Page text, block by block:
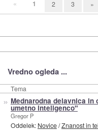
« 1 2 3 »
Vredno ogleda ...
Tema
» Mednarodna delavnica
umetno inteligenco"
Gregor P
Oddelek: Novice/Znanost in